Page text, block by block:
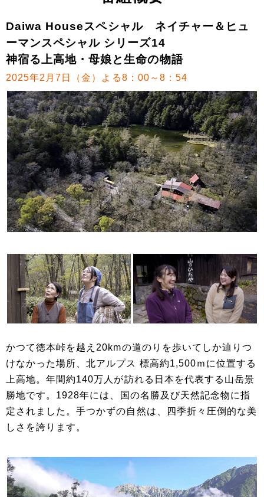
Daiwa Houseスペシャル ネイチャー＆ヒュ
ーマンスペシャル シリーズ14
神宿る上高地・母娘と生命の物語
2025年2月7日（金）よる8：00～8：54
かつて徳本峠を越え20kmの道のりを歩いてしか辿りつ
けなかった場所、北アルプス 標高約1,500ｍに位置する
上高地。年間約140万人が訪れる日本を代表する山岳景
勝地です。1928年には、国の名勝及び天然記念物に指
定されました。手つかずの自然は、四季折々圧倒的な美
しさを誇ります。